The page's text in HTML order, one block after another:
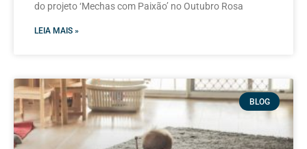
do projeto ‘Mechas com Paixão’ no Outubro Rosa
LEIA MAIS »
BLOG